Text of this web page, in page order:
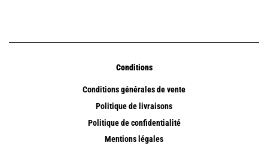
Conditions
Conditions générales de vente
Politique de livraisons
Politique de confidentialité
Mentions légales